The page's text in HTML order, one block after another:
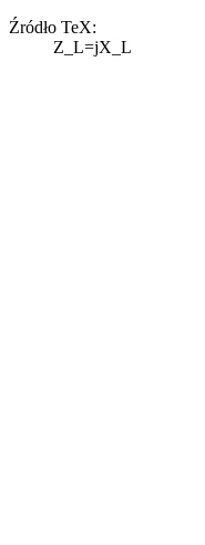
Źródło TeX:
Z_L=jX_L